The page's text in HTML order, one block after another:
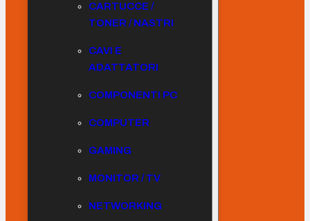
CARTUCCE /
TONER / NASTRI
CAVI E
ADATTATORI
COMPONENTI PC
COMPUTER
GAMING
MONITOR / TV
NETWORKING